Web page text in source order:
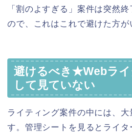
「割のよすぎる」案件は突然
ので、これはこれで避けた方が
避けるべき★Webライ
して見ていない
ライティング案件の中には、大
す。管理シートを見るとライ